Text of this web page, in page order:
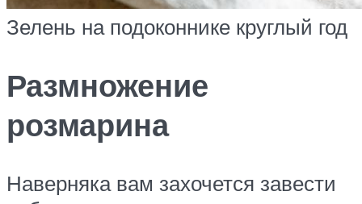
Зелень на подоконнике круглый год
Размножение
розмарина
Наверняка вам захочется завести